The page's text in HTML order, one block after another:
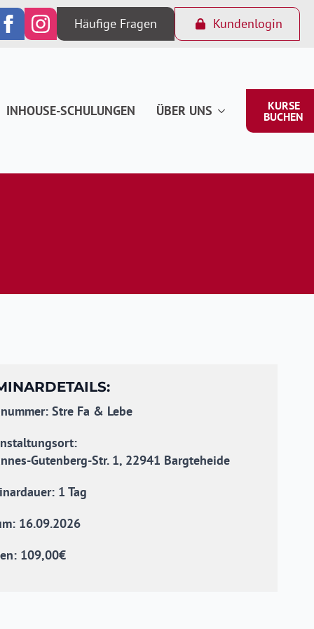
Häufige Fragen Kundenlogin
INHOUSE-SCHULUNGEN ÜBER UNS
KURSE
BUCHEN
Stre Fa & Lebe
Gutenberg-Str. 1, 22941 Bargteheide
1 Tag
16.09.2026
109,00€